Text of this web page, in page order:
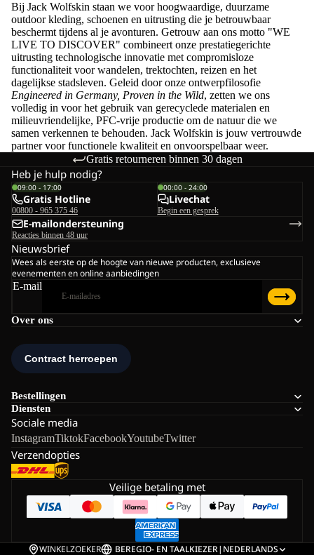
Bij Jack Wolfskin staan we voor hoogwaardige, duurzame
outdoor kleding, schoenen en uitrusting die je betrouwbaar
beschermt tijdens al je avonturen. Getrouw aan ons motto "WE
LIVE TO DISCOVER" combineert onze prestatiegerichte
uitrusting technologische innovatie met compromisloze
functionaliteit voor wandelen, trektochten, reizen en het
dagelijkse stadsleven. Geleid door onze ontwerpfilosofie
Engineered in Germany, Proven in the Wild, zetten we ons
volledig in voor het gebruik van gerecyclede materialen en
milieuvriendelijke, PFC-vrije productie om de natuur die we
samen verkennen te behouden. Jack Wolfskin is jouw vertrouwde
partner voor functionele kwaliteit en onvoorspelbaar weer.
Gratis retourneren binnen 30 dagen
Over ons
Bestellingen
Diensten
Sociale media
InstagramTiktokFacebookYoutubeTwitter
Verzendopties
Heb je hulp nodig?
09:00 - 17:00
Gratis Hotline
00800 - 965 375 46
00:00 - 24:00
Livechat
Begin een gesprek
E-mailondersteuning
Reacties binnen 48 uur
Nieuwsbrief
Wees als eerste op de hoogte van nieuwe producten, exclusieve
evenementen en online aanbiedingen
E-mail
Veilige betaling met
WINKELZOEKER BEREGIO- EN TAALKIEZER| NEDERLANDS